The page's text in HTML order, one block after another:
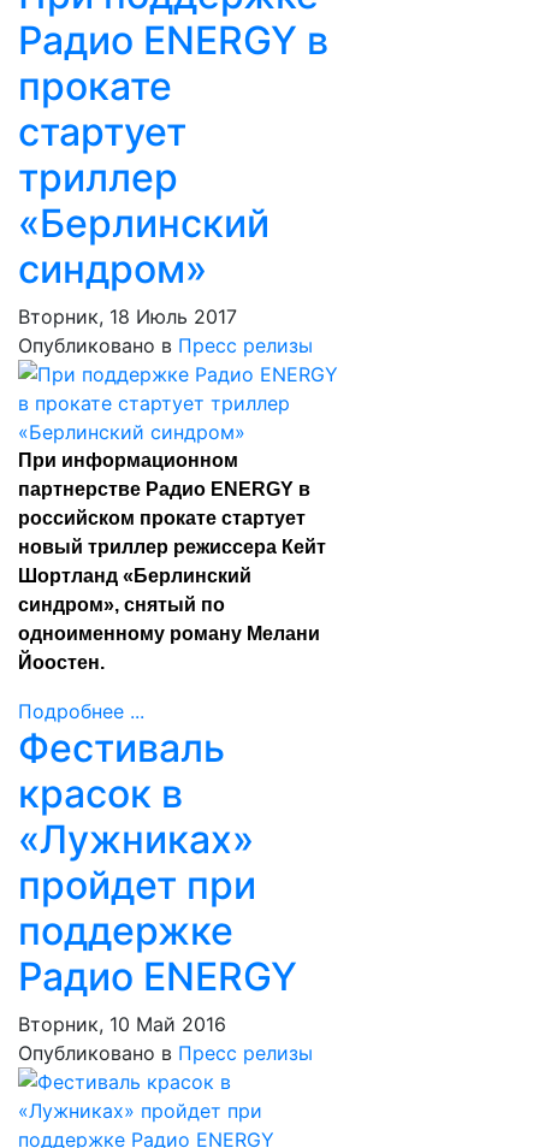
Радио ENERGY в
прокате
стартует
триллер
«Берлинский
синдром»
Вторник, 18 Июль 2017
Опубликовано в Пресс релизы
При информационном
партнерстве Радио ENERGY в
российском прокате стартует
новый триллер режиссера Кейт
Шортланд «Берлинский
синдром», снятый по
одноименному роману Мелани
Йоостен.
Подробнее ...
Фестиваль
красок в
«Лужниках»
пройдет при
поддержке
Радио ENERGY
Вторник, 10 Май 2016
Опубликовано в Пресс релизы